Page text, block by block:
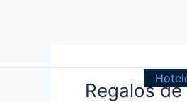
Regalos